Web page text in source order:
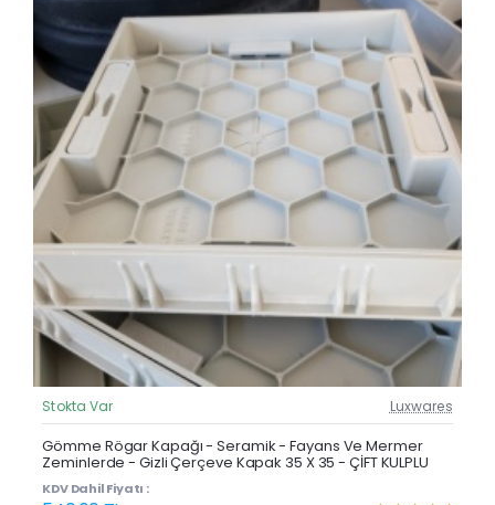
Güncel Fiyat
Yeni Ürün
Stokta Var Luxwares
Gömme Rögar Kapağı - Seramik - Fayans Ve Mermer
Zeminlerde - Gizli Çerçeve Kapak 35 X 35 - ÇİFT KULPLU
KDV Dahil Fiyatı :